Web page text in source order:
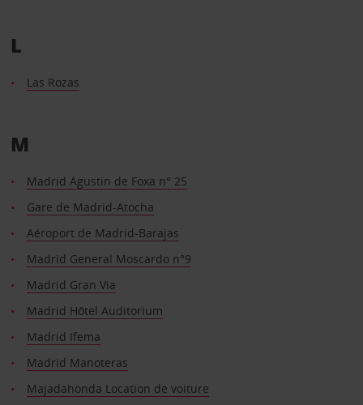
L
Las Rozas
M
Madrid Agustin de Foxa n° 25
Gare de Madrid-Atocha
Aéroport de Madrid-Barajas
Madrid General Moscardo n°9
Madrid Gran Via
Madrid Hôtel Auditorium
Madrid Ifema
Madrid Manoteras
Majadahonda Location de voiture